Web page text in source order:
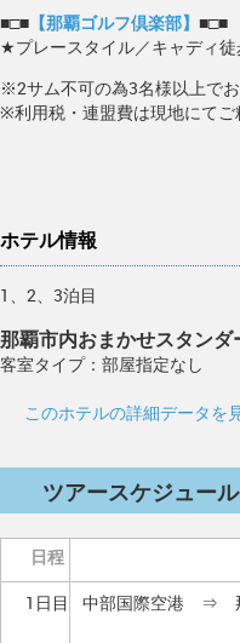
■□■ 【那覇ゴルフ倶楽部】 ■□■
★プレースタイル／キャディ徒
※2サム不可の為3名様以上でお
※利用税・連盟費は現地にてご
ホテル情報
1、2、3泊目
那覇市内おまかせスタンダ
客室タイプ：部屋指定なし
このホテルの詳細データを
ツアースケジュール
日程
1日目
中部国際空港 ⇒